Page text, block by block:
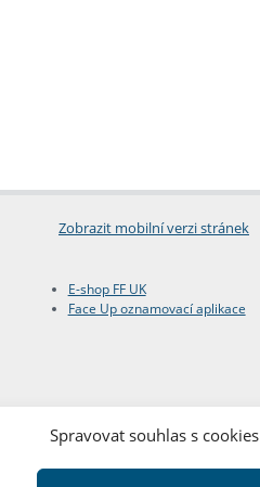
Spravovat souhlas s cookies
Zobrazit mobilní verzi stránek
E-shop FF UK
Face Up oznamovací aplikace